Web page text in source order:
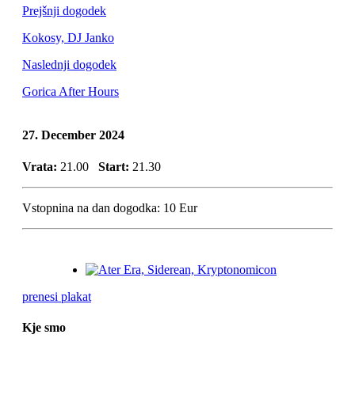
Prejšnji dogodek
Kokosy, DJ Janko
Naslednji dogodek
Gorica After Hours
27. December 2024
Vrata: 21.00 Start: 21.30
Vstopnina na dan dogodka: 10 Eur
prenesi plakat
Kje smo